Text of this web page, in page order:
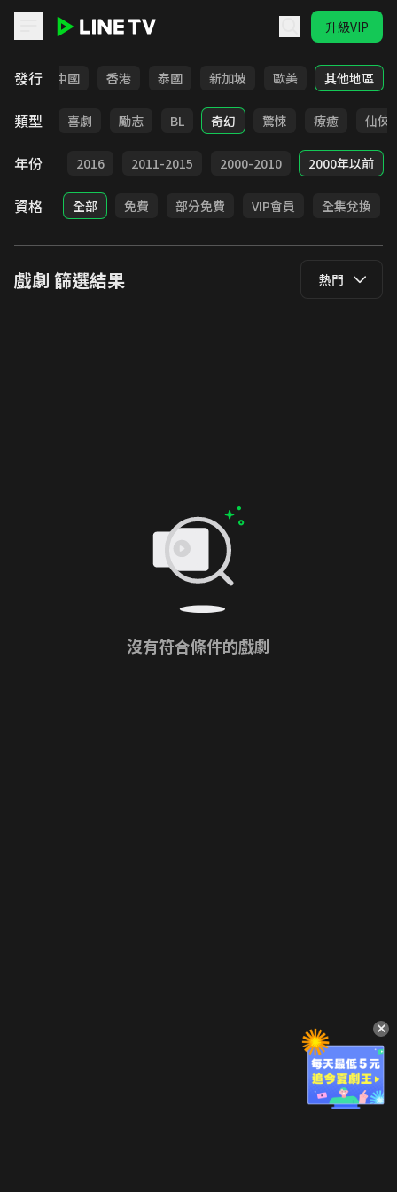
升級VIP
發行
韓國 中國 香港 泰國 新加坡 歐美 其他地區
類型
懸疑 喜劇 勵志 BL 奇幻 驚悚 療癒 仙俠
年份
2017 2016 2011-2015 2000-2010 2000年以前
資格 全部 免費 部分免費 VIP會員 全集兌換
戲劇 篩選結果 熱門
沒有符合條件的戲劇